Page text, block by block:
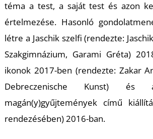
téma a test, a saját test és azon
értelmezése. Hasonló
létre a Jaschik szelfi (rendezte:
Szakgimnázium, Garami Gréta)
ikonok 2017-ben (rendezte: Zakar
Debreczenische Kunst) és
magán(y)gyűjtemények című
rendezésében) 2016-ban.